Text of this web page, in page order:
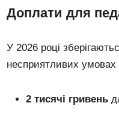
Доплати для
У 2026 році
несприятливих умовах
2 тисячі гривень